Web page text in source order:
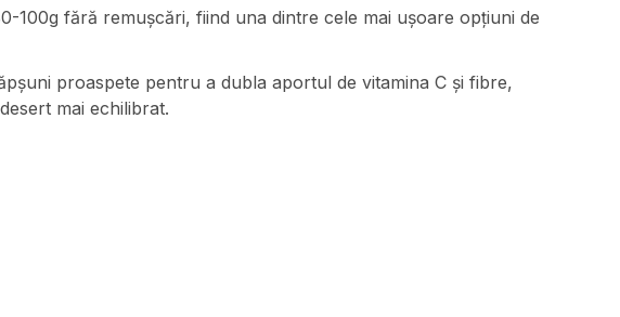
100g fără remușcări, fiind una dintre cele mai ușoare opțiuni de
proaspete pentru a dubla aportul de vitamina C și fibre,
mai echilibrat.